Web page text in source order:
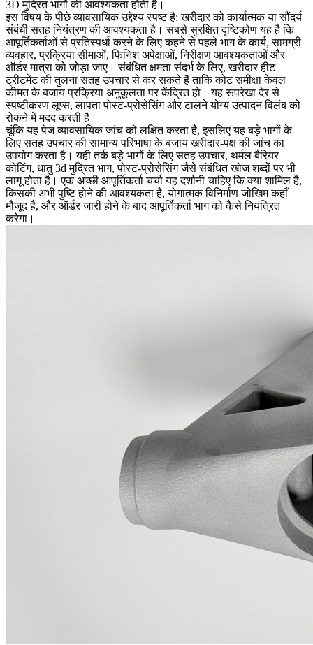
3D मुद्रित भागों की आवश्यकता होती है।
इस विषय के पीछे व्यावसायिक उद्देश्य स्पष्ट है: खरीदार को कार्यात्मक या सौंदर्य
संबंधी सतह नियंत्रण की आवश्यकता है। सबसे सुरक्षित दृष्टिकोण यह है कि
आपूर्तिकर्ताओं से प्रतिस्पर्धा करने के लिए कहने से पहले भाग के कार्य, सामग्री
व्यवहार, प्रक्रिया सीमाओं, फिनिश अपेक्षाओं, निरीक्षण आवश्यकताओं और
ऑर्डर मात्रा को जोड़ा जाए। संबंधित क्षमता संदर्भ के लिए, खरीदारहीट
ट्रीटमेंटकी तुलनासतह उपचारसे कर सकते हैं ताकि कोट समीक्षा केवल
कीमत के बजाय प्रक्रिया अनुकूलता पर केंद्रित हो। यह रूपरेखा देर से
स्पष्टीकरण लूप्स, लापता पोस्ट-प्रोसेसिंग और टालने योग्य उत्पादन विलंब को
रोकने में मदद करती है।
चूंकि यह पेज व्यावसायिक जांच को लक्षित करता है, इसलिए यह बड़े भागों के
लिए सतह उपचार की सामान्य परिभाषा के बजाय खरीदार-पक्ष की जांच का
उपयोग करता है। यही तर्क बड़े भागों के लिए सतह उपचार, थर्मल बैरियर
कोटिंग, धातु 3d मुद्रित भाग, पोस्ट-प्रोसेसिंग जैसे संबंधित खोज शब्दों पर भी
लागू होता है। एक अच्छी आपूर्तिकर्ता चर्चा यह दर्शानी चाहिए कि क्या शामिल है,
किसकी अभी पुष्टि होने की आवश्यकता है, योगात्मक विनिर्माण जोखिम कहाँ
मौजूद है, और ऑर्डर जारी होने के बाद आपूर्तिकर्ता भाग को कैसे नियंत्रित
करेगा।